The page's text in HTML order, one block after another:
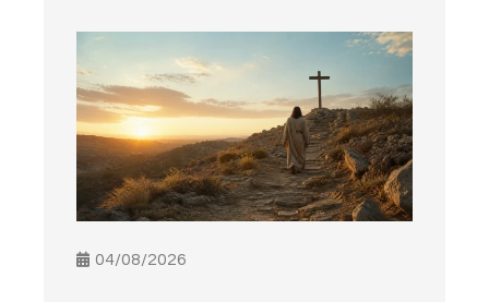
04/08/2026